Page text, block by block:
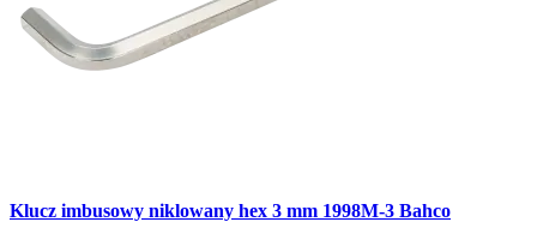
Klucz imbusowy niklowany hex 3 mm 1998M-3 Bahco